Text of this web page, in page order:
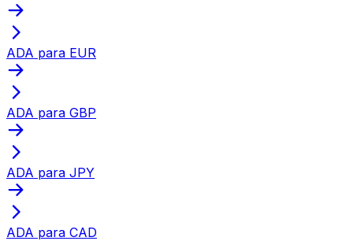
ADA para EUR
ADA para GBP
ADA para JPY
ADA para CAD